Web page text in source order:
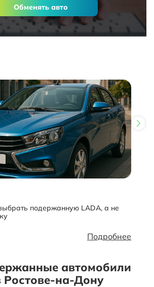
Обменять авто
подержанную LADA, а не
Подробнее
автомобили
Ростове-на-Дону